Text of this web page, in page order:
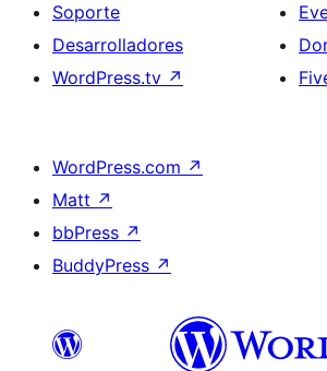
Soporte
Desarrolladores
WordPress.tv ↗
WordPress.com ↗
Matt ↗
bbPress ↗
BuddyPress ↗